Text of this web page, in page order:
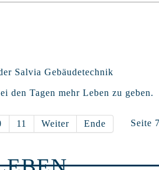
Salvia Gebäudetechnik
den Tagen mehr Leben zu geben.
Seite
11 Weiter Ende